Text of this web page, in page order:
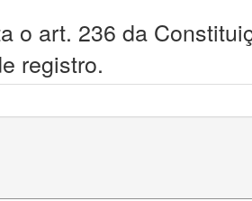
o art. 236 da
registro.